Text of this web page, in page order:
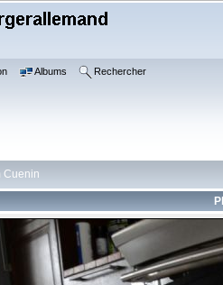
Albums Rechercher
Cuenin